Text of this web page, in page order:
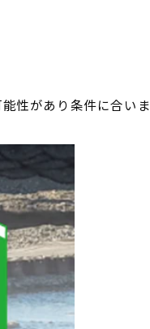
性があり条件に合いま